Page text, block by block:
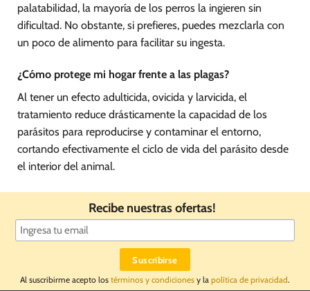
palatabilidad, la mayoría de los perros la ingieren sin
dificultad. No obstante, si prefieres, puedes mezclarla con
un poco de alimento para facilitar su ingesta.
¿Cómo protege mi hogar frente a las plagas?
Al tener un efecto adulticida, ovicida y larvicida, el
tratamiento reduce drásticamente la capacidad de los
parásitos para reproducirse y contaminar el entorno,
cortando efectivamente el ciclo de vida del parásito desde
el interior del animal.
Recibe nuestras ofertas!
Al suscribirme acepto los términos y condiciones y la política de privacidad.